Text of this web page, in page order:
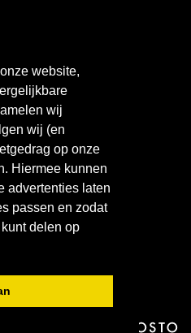
website,
wij
wij (en
op onze
Hiermee kunnen
advertenties laten
passen en zodat
delen op